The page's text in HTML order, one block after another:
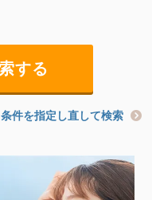
条件を指定し直して検索